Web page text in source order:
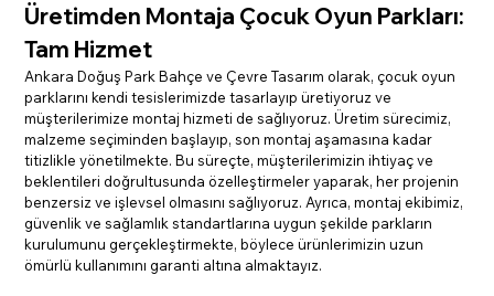
Üretimden Montaja Çocuk Oyun Parkları:
Tam Hizmet
Ankara Doğuş Park Bahçe ve Çevre Tasarım olarak, çocuk oyun
parklarını kendi tesislerimizde tasarlayıp üretiyoruz ve
müşterilerimize montaj hizmeti de sağlıyoruz. Üretim sürecimiz,
malzeme seçiminden başlayıp, son montaj aşamasına kadar
titizlikle yönetilmekte. Bu süreçte, müşterilerimizin ihtiyaç ve
beklentileri doğrultusunda özelleştirmeler yaparak, her projenin
benzersiz ve işlevsel olmasını sağlıyoruz. Ayrıca, montaj ekibimiz,
güvenlik ve sağlamlık standartlarına uygun şekilde parkların
kurulumunu gerçekleştirmekte, böylece ürünlerimizin uzun
ömürlü kullanımını garanti altına almaktayız.